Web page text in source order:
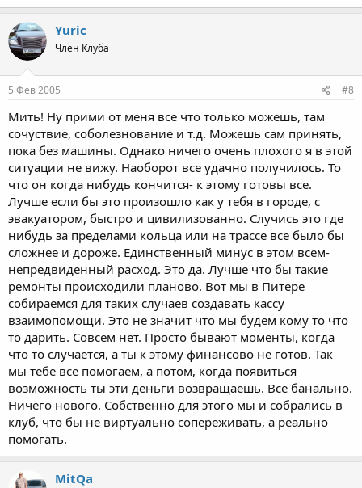
Yuric
Член Клуба
5 Фев 2005 #8
Мить! Ну прими от меня все что только можешь, там
сочуствие, соболезнование и т.д. Можешь сам принять,
пока без машины. Однако ничего очень плохого я в этой
ситуации не вижу. Наоборот все удачно получилось. То
что он когда нибудь кончится- к этому готовы все.
Лучше если бы это произошло как у тебя в городе, с
эвакуатором, быстро и цивилизованно. Случись это где
нибудь за пределами кольца или на трассе все было бы
сложнее и дороже. Единственный минус в этом всем-
непредвиденный расход. Это да. Лучше что бы такие
ремонты происходили планово. Вот мы в Питере
собираемся для таких случаев создавать кассу
взаимопомощи. Это не значит что мы будем кому то что
то дарить. Совсем нет. Просто бывают моменты, когда
что то случается, а ты к этому финансово не готов. Так
мы тебе все помогаем, а потом, когда появиться
возможность ты эти деньги возвращаешь. Все банально.
Ничего нового. Собственно для этого мы и собрались в
клуб, что бы не виртуально сопереживать, а реально
помогать.
MitQa